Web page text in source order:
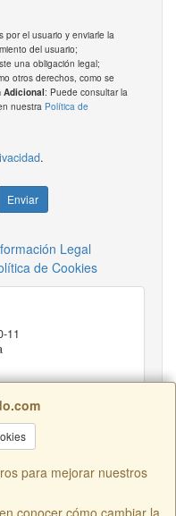
para mejorar nuestros
conocer cómo cambiar la
por el usuario y enviarle la
del usuario;
una obligación legal;
otros derechos, como se
Adicional: Puede consultar la
nuestra Política de
.
Enviar
Legal
de Cookies
11